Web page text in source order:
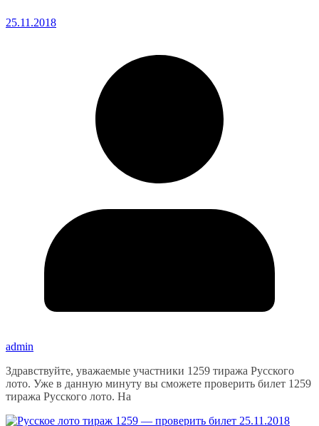
25.11.2018
admin
Здравствуйте, уважаемые участники 1259 тиража Русского
лото. Уже в данную минуту вы сможете проверить билет 1259
тиража Русского лото. На